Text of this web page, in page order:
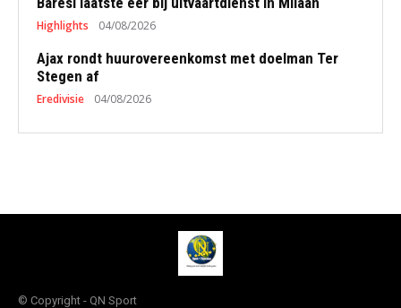
Highlights 04/08/2026
Ajax rondt huurovereenkomst met doelman Ter
Stegen af
Eredivisie 04/08/2026
© Copyright - QN Sport